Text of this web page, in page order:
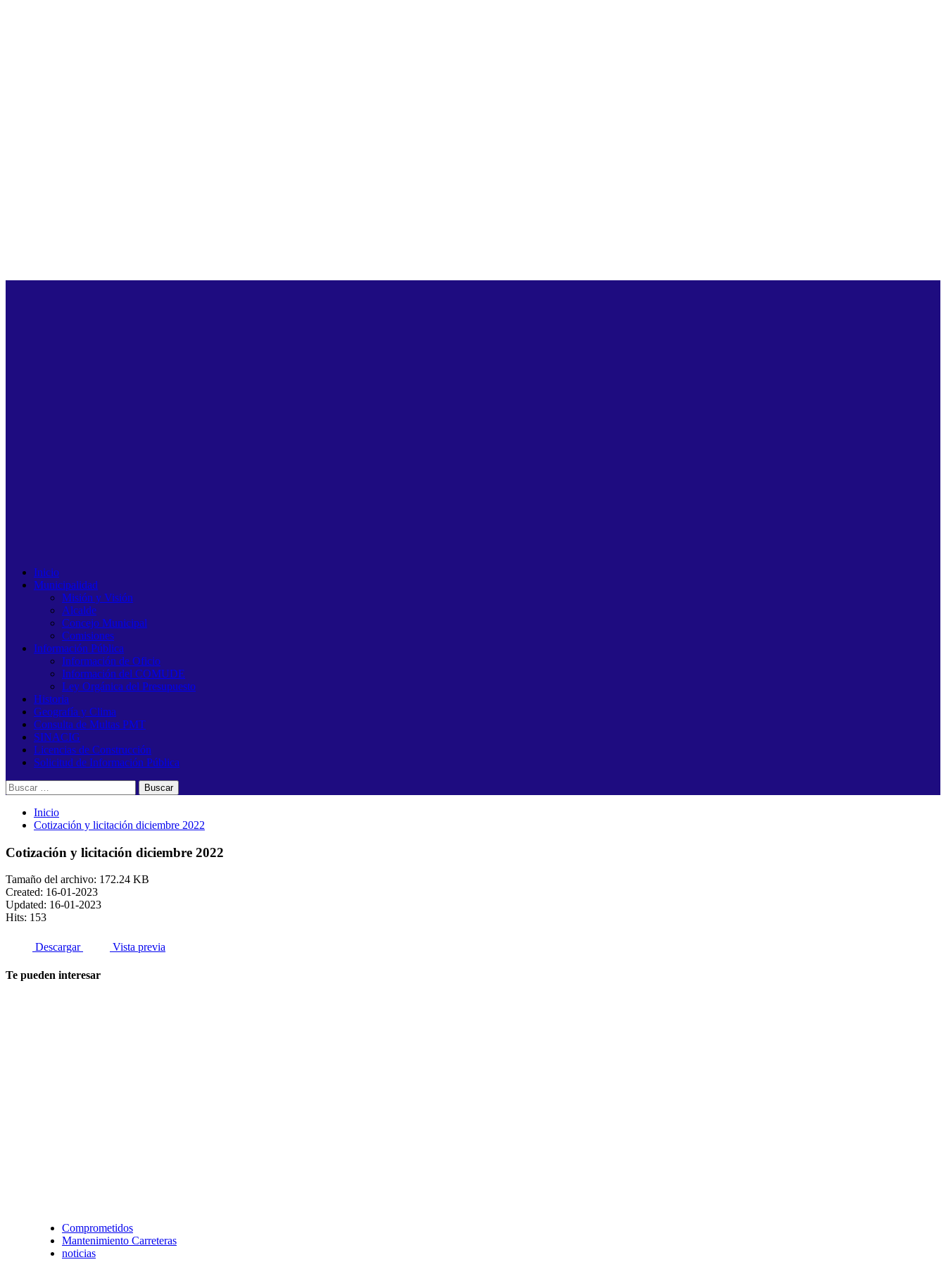
Inicio
Municipalidad
Misión y Visión
Alcalde
Concejo Municipal
Comisiones
Información Pública
Información de Oficio
Información del COMUDE
Ley Orgánica del Presupuesto
Historia
Geografía y Clima
Consulta de Multas PMT
SINACIG
Licencias de Construcción
Solicitud de Información Pública
Buscar:
Inicio
Cotización y licitación diciembre 2022
Cotización y licitación diciembre 2022
Tamaño del archivo: 172.24 KB
Created: 16-01-2023
Updated: 16-01-2023
Hits: 153
Descargar Vista previa
Te pueden interesar
Comprometidos
Mantenimiento Carreteras
noticias